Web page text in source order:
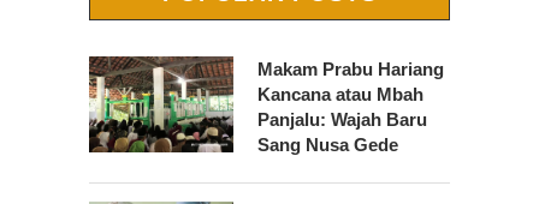
Makam Prabu Hariang
Kancana atau Mbah
Panjalu: Wajah Baru
Sang Nusa Gede